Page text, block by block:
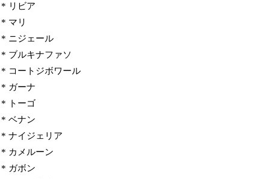
* リビア
* マリ
* ニジェール
* ブルキナファソ
* コートジボワール
* ガーナ
* トーゴ
* ベナン
* ナイジェリア
* カメルーン
* ガボン